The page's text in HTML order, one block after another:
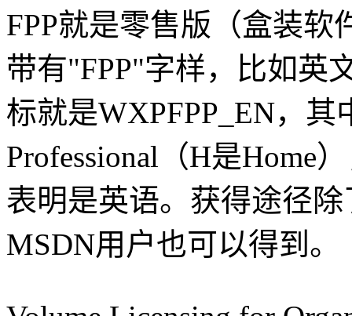
FPP就是零售版（盒装
带有"FPP"字样，比如英
标就是WXPFPP_EN，
Professional（H是Home
表明是英语。获得途径
MSDN用户也可以得到。